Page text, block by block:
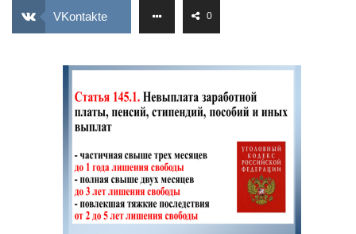
ИЗУЧЕНИЕ ДИАЛЕКТИКИ
ФЕДЕРАЦИЯ ПРОФСОЮЗОВ РОССИИ
НАРОДНАЯ ПРАВДА
VKontakte 0